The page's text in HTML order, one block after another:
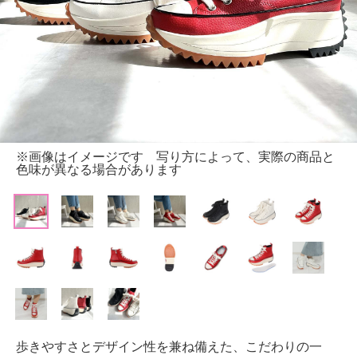
※画像はイメージです 写り方によって、実際の商品と
色味が異なる場合があります
歩きやすさとデザイン性を兼ね備えた、こだわりの一